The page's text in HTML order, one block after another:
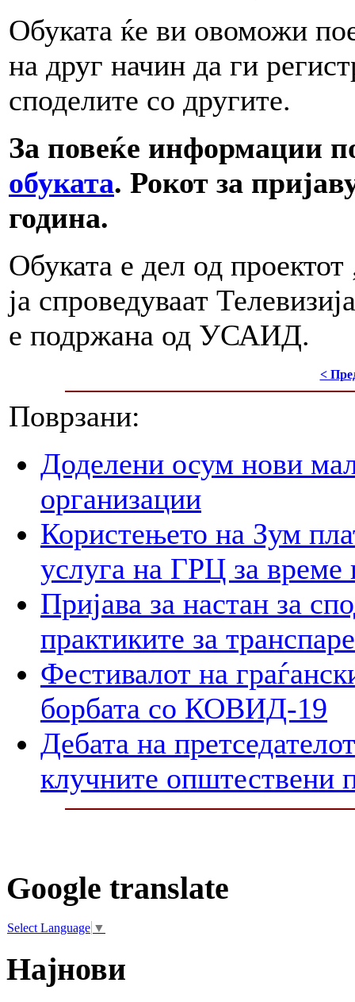
Обуката ќе ви овоможи
на друг начин да ги
споделите со другите.
За повеќе информации
обуката. Рокот за
година.
Обуката е дел од проектот
ја спроведуваат
е подржана од УСАИД.
<
Поврзани:
Доделени осум нови
организации
Користењето на Зум
услуга на ГРЦ за време
Пријава за настан за
практиките за
Фестивалот на
борбата со КОВИД-19
Дебата на
клучните општествени
Google translate
Select Language ▼
Најнови